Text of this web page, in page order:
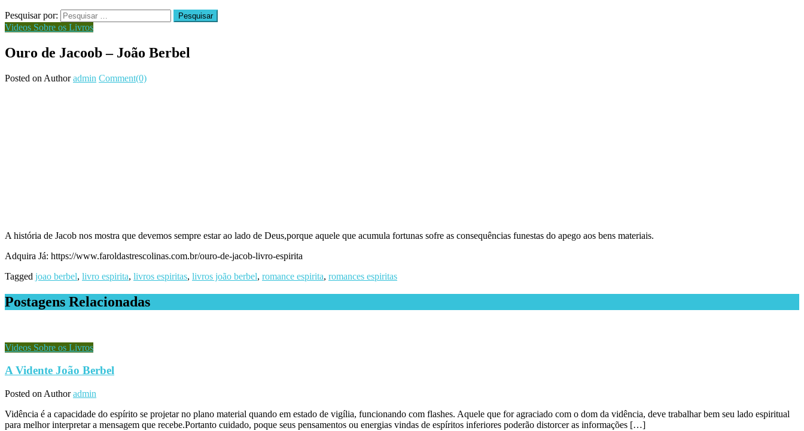
Pesquisar por:
Videos Sobre os Livros
Ouro de Jacoob – João Berbel
Posted on Author admin Comment(0)
A história de Jacob nos mostra que devemos sempre estar ao lado de Deus,porque aquele que acumula fortunas sofre as consequências funestas do apego aos bens materiais.
Adquira Já: https://www.faroldastrescolinas.com.br/ouro-de-jacob-livro-espirita
Tagged joao berbel, livro espirita, livros espiritas, livros joão berbel, romance espirita, romances espiritas
Postagens Relacionadas
Videos Sobre os Livros
A Vidente João Berbel
Posted on Author admin
Vidência é a capacidade do espírito se projetar no plano material quando em estado de vigília, funcionando com flashes. Aquele que for agraciado com o dom da vidência, deve trabalhar bem seu lado espiritual
para melhor interpretar a mensagem que recebe.Portanto cuidado, poque seus pensamentos ou energias vindas de espíritos inferiores poderão distorcer as informações […]